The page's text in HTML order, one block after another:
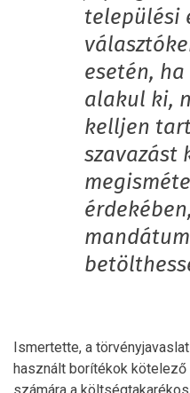
települési
esetén,
alakul ki,
kelljen
szavazást
Ismertette, a
használt borítékok
számára a